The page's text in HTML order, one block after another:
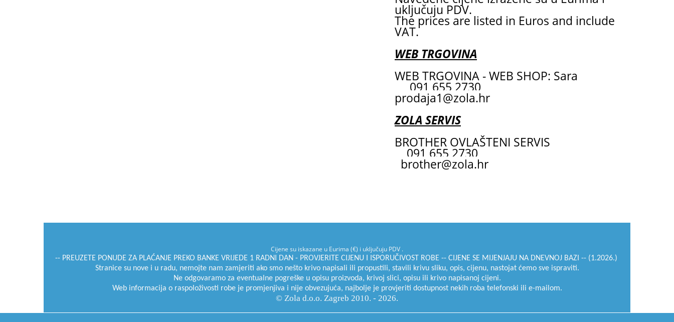
uključuju PDV.
The prices are listed in Euros and include
VAT.
WEB TRGOVINA
WEB TRGOVINA - WEB SHOP: Sara
091 655 2730
prodaja1@zola.hr
ZOLA SERVIS
BROTHER OVLAŠTENI SERVIS
091 655 2730
brother@zola.hr
Cijene su iskazane u Eurima (€) i uključuju PDV .
-- PREUZETE PONUDE ZA PLAĆANJE PREKO BANKE VRIJEDE 1 RADNI DAN - PROVJERITE CIJENU I ISPORUČIVOST ROBE -- CIJENE SE MIJENJAJU NA DNEVNOJ BAZI -- (1.2026.)
Stranice su nove i u radu, nemojte nam zamjeriti ako smo nešto krivo napisali ili propustili, stavili krivu sliku, opis, cijenu, nastojat ćemo sve ispraviti.
Ne odgovaramo za eventualne pogreške u opisu proizvoda, krivoj slici, opisu ili krivo napisanoj cijeni.
Web informacija o raspoloživosti robe je promjenjiva i nije obvezujuća, najbolje je provjeriti dostupnost nekih roba telefonski ili e-mailom.
© Zola d.o.o. Zagreb 2010. - 2026.